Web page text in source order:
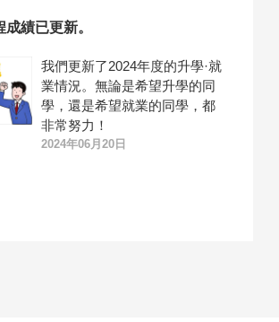
績已更新。
我們更新了2024年度的升學·就
業情況。無論是希望升學的同
學，還是希望就業的同學，都
非常努力！
2024年06月20日